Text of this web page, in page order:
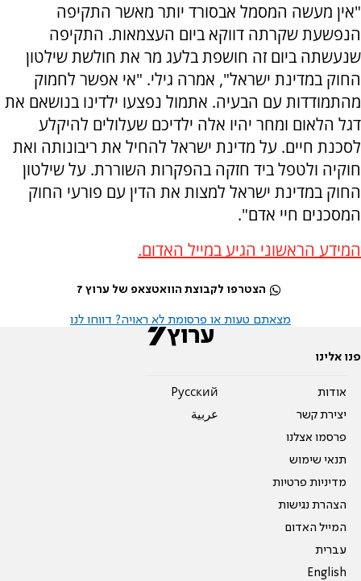
"אין מעשה המסמל אבסורד יותר מאשר התקיפה
הנפשעת שקרתה דווקא ביום העצמאות. התקיפה
שנעשתה ביום זה חושפת בלעג מר את חולשת שילטון
החוק במדינת ישראל", אמרה גילי. "אי אפשר לחמוק
מהתמודדות עם הבעיה. אתמול נפצעו ילדינו בנושאם את
דגל הלאום ומחר יהיו אלה ילדיכם שעלולים להיקלע
לסכנת חיים. על מדינת ישראל להחיל את ריבונותה ואת
חוקיה ולטפל ביד חזקה בהפקרות השוררת. על שילטון
החוק במדינת ישראל למצות את הדין עם פורעי החוק
המסכנים חיי אדם".
המידע הראשוני הגיע במייל האדום.
הצטרפו לקבוצת הוואטצאפ של ערוץ 7
מצאתם טעות או פרסומת לא ראויה? דווחו לנו
פנו אלינו
אודות
יצירת קשר
פרסמו אצלנו
תנאי שימוש
מדיניות פרטיות
הצהרת נגישות
המייל האדום
עברית
English
Pусский
عربية